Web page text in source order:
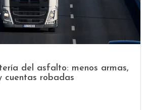
del asfalto: menos armas,
cuentas robadas